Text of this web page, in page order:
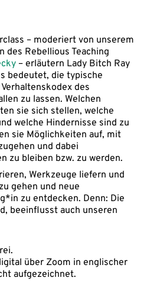
– moderiert von unserem
Rebellious Teaching
– erläutern Lady Bitch Ray
bedeutet, die typische
Verhaltenskodex des
zu lassen. Welchen
sie sich stellen, welche
welche Hindernisse sind zu
sie Möglichkeiten auf, mit
und dabei
zu bleiben bzw. zu werden.
Werkzeuge liefern und
gehen und neue
zu entdecken. Denn: Die
beeinflusst auch unseren
über Zoom in englischer
aufgezeichnet.